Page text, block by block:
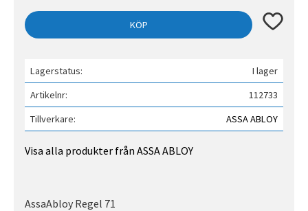
KÖP Lägg till
Lagerstatus
I lager
Artikelnr
112733
Tillverkare
ASSA ABLOY
Visa alla produkter från ASSA ABLOY
AssaAbloy Regel 71